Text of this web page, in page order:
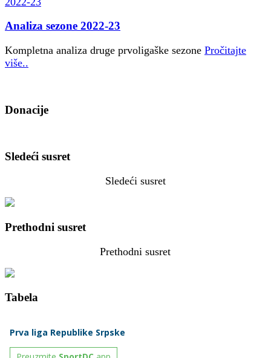
Analiza sezone 2022-23
Kompletna analiza druge prvoligaške sezone Pročitajte
više..
Donacije
Sledeći susret
Sledeći susret
Prethodni susret
Prethodni susret
Tabela